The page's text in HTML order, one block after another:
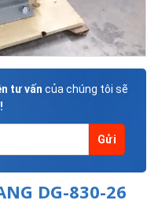
tư vấn của chúng tôi sẽ
DG-830-26